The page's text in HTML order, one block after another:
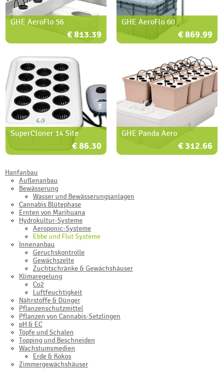
GHE AeroFlo 56
€ 813.39
GHE AeroFlo 60
€ 869.99
SuperCloner 14 Site
€ 86.30
GHE Panda Aero
€ 312.66
Hanfanbau
Außenanbau
Bewässerung
Wasser und Bewässerungsanlagen
Cannabis Blütephase
Ernten von Marihuana
Hydrokultur-Systeme
Aeroponic-Systeme
Ebbe und Flut Systeme
Innenanbau
Geruchskontrolle
Gewächszelte
Zuchtschränke & Gewächshäuser
Klimaregelung
Co2
Luftfeuchtigkeit
Nährstoffe & Dünger
Pflanzenschutzmittel
Pflanzen von Cannabis-Setzlingen
pH & EC
Töpfe und Schalen
Topping und Beschneiden
Wachstumsmedien
Erde & Kokos
Zimmergewächshäuser